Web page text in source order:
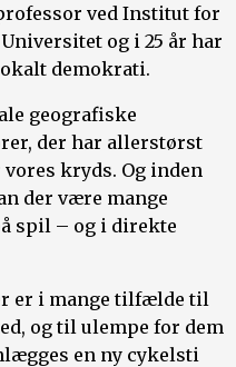
ved Institut for
og i 25 år har
demokrati.
geografiske
der har allerstørst
kryds. Og inden
der være mange
spil – og i direkte
er i mange tilfælde til
og til ulempe for dem
en ny cykelsti